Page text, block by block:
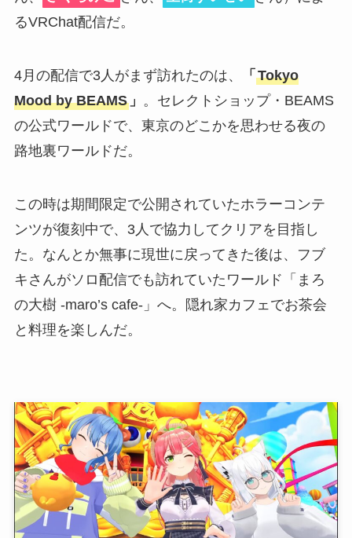
るVRChat配信だ。
4月の配信で3人がまず訪れたのは、 「 Tokyo
Mood by BEAMS」 。セレクトショップ・BEAMS
の公式ワールドで、東京のどこかを思わせる夜の
路地裏ワールドだ。
この時は期間限定で公開されていたホラーコンテ
ンツが復刻中で、3人で協力してクリアを目指し
た。なんとか無事に現世に戻ってきた後は、フブ
キさんがソロ配信でも訪れていたワールド「まろ
の大樹 -maro’s cafe-」へ。隠れ家カフェでお茶会
と料理を楽しんだ。